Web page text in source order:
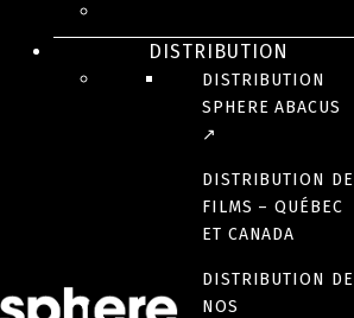
DISTRIBUTION
DISTRIBUTION
SPHERE ABACUS
↗
DISTRIBUTION DE
FILMS – QUÉBEC
ET CANADA
DISTRIBUTION DE
NOS
SÉRIE
Project Rube